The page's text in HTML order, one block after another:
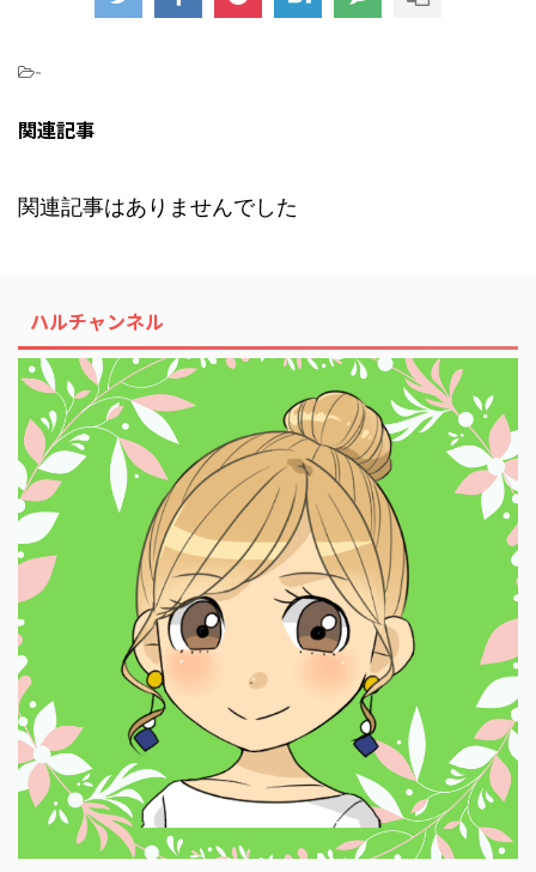
-
関連記事
関連記事はありませんでした
ハルチャンネル